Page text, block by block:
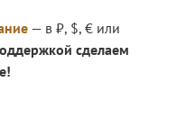
— в ₽, $, € или
сделаем